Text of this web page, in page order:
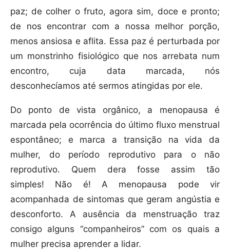
paz; de colher o fruto, agora sim, doce e pronto;
de nos encontrar com a nossa melhor porção,
menos ansiosa e aflita. Essa paz é perturbada por
um monstrinho fisiológico que nos arrebata num
encontro, cuja data marcada, nós
desconhecíamos até sermos atingidas por ele.
Do ponto de vista orgânico, a menopausa é
marcada pela ocorrência do último fluxo menstrual
espontâneo; e marca a transição na vida da
mulher, do período reprodutivo para o não
reprodutivo. Quem dera fosse assim tão
simples! Não é! A menopausa pode vir
acompanhada de sintomas que geram angústia e
desconforto. A ausência da menstruação traz
consigo alguns “companheiros” com os quais a
mulher precisa aprender a lidar.